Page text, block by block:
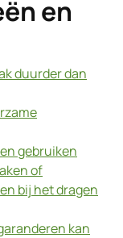
en
duurder dan
gebruiken
of
bij het dragen
kan